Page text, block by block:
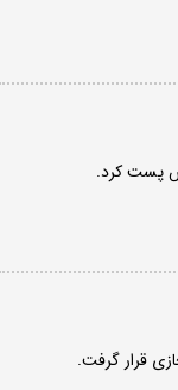
پست کرد.
قرار گرفت.